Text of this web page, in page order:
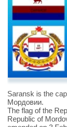
Saransk is the
Мордовии.
The flag of the
Republic of